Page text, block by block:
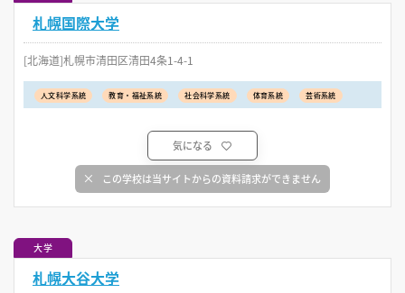
札幌国際大学
[北海道]札幌市清田区清田4条1-4-1
人文科学系統 教育・福祉系統 社会科学系統 体育系統 芸術系統
気になる
この学校は当サイトからの資料請求ができません
大学
札幌大谷大学